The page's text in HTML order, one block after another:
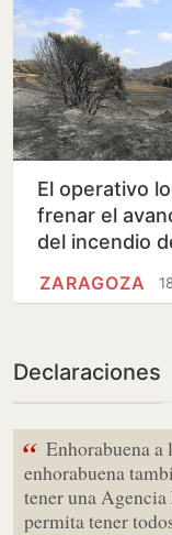
personas a la…
El operativo
frenar el
del incendio
mantiene
ZARAGOZA
Declaraciones
“ Enhorabuena a
enhorabuena
tener una
permita tener